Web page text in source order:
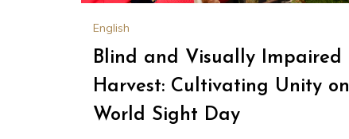
English
Blind and Visually Impaired
Harvest: Cultivating Unity on
World Sight Day